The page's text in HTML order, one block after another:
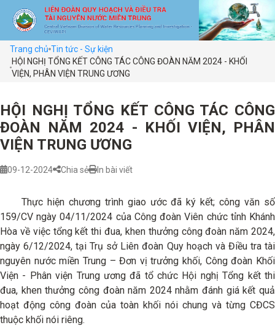
Trang chủ Tin tức - Sự kiện
HỘI NGHỊ TỔNG KẾT CÔNG TÁC CÔNG ĐOÀN NĂM 2024 - KHỐI
VIỆN, PHÂN VIỆN TRUNG ƯƠNG
HỘI NGHỊ TỔNG KẾT CÔNG TÁC CÔNG
ĐOÀN NĂM 2024 - KHỐI VIỆN, PHÂN
VIỆN TRUNG ƯƠNG
09-12-2024 Chia sẻ In bài viết
Thực hiện chương trình giao ước đã ký kết; công văn số
159/CV ngày 04/11/2024 của Công đoàn Viên chức tỉnh Khánh
Hòa về việc tổng kết thi đua, khen thưởng công đoàn năm 2024,
ngày 6/12/2024, tại Trụ sở Liên đoàn Quy hoạch và Điều tra tài
nguyên nước miền Trung – Đơn vị trưởng khối, Công đoàn Khối
Viện - Phân viện Trung ương đã tổ chức Hội nghị Tổng kết thi
đua, khen thưởng công đoàn năm 2024 nhằm đánh giá kết quả
hoạt động công đoàn của toàn khối nói chung và từng CĐCS
thuộc khối nói riêng.